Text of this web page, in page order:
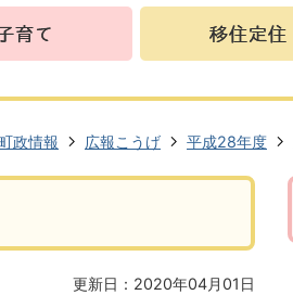
政情報 広報こうげ 平成28年度
更新日：2020年04月01日